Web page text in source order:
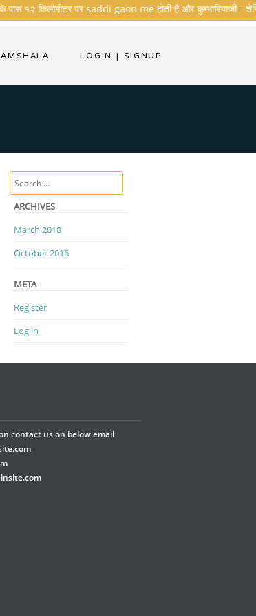
१२ किलोमीटर पर saddi gaon me होती है और कुम्भारियाजी -
LOGIN | SIGNUP
Search
ARCHIVES
March 2018
October 2016
META
Register
Log in
contact us on below email